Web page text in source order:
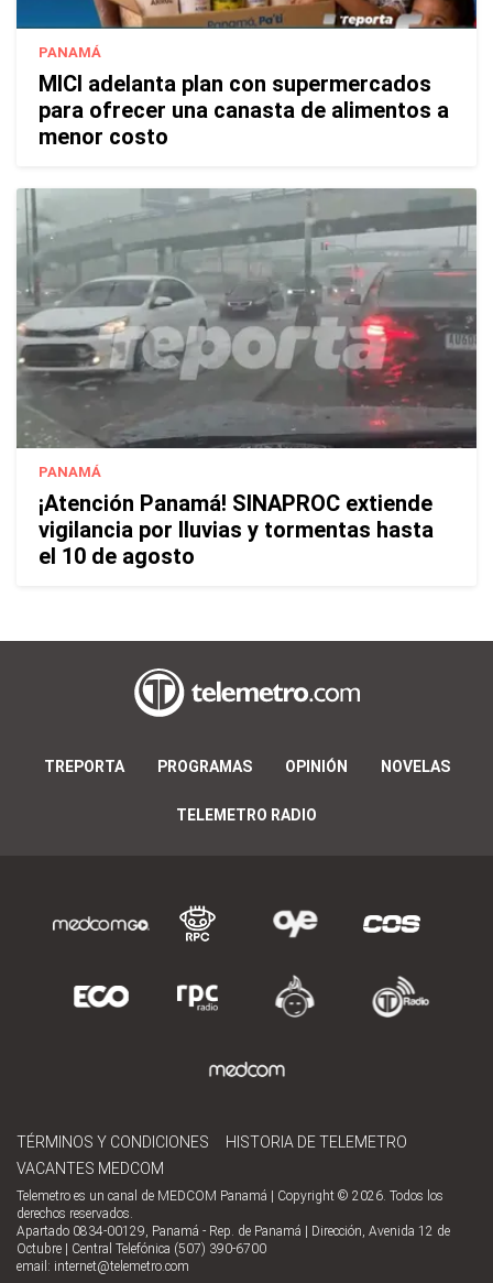
PANAMÁ
MICI adelanta plan con supermercados
para ofrecer una canasta de alimentos a
menor costo
PANAMÁ
¡Atención Panamá! SINAPROC extiende
vigilancia por lluvias y tormentas hasta
el 10 de agosto
TREPORTA PROGRAMAS OPINIÓN NOVELAS
TELEMETRO RADIO
TÉRMINOS Y CONDICIONES
HISTORIA DE TELEMETRO
VACANTES MEDCOM
Telemetro es un canal de MEDCOM Panamá | Copyright © 2026. Todos los
derechos reservados.
Apartado 0834-00129, Panamá - Rep. de Panamá | Dirección, Avenida 12 de
Octubre | Central Telefónica (507) 390-6700
email: internet@telemetro.com